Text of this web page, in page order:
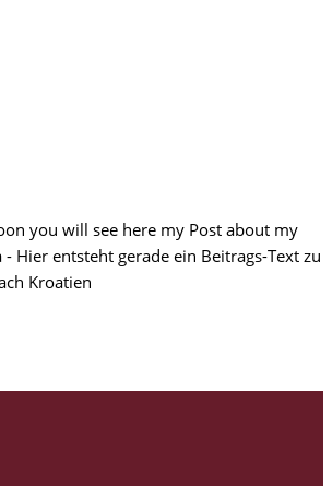
you will see here my Post about my
Hier entsteht gerade ein Beitrags-Text zu
Kroatien